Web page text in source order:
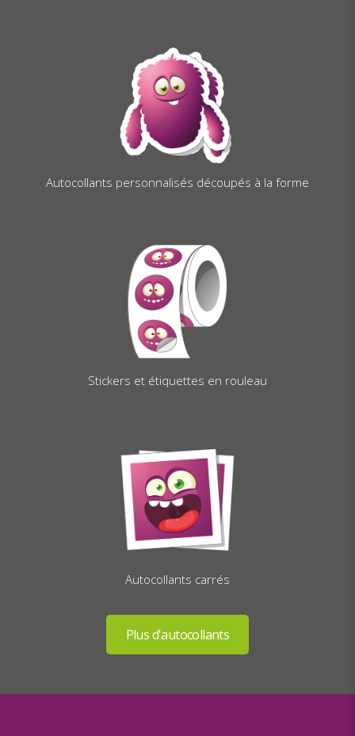
Autocollants personnalisés découpés à la forme
Stickers et étiquettes en rouleau
Autocollants carrés